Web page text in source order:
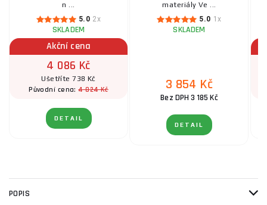
n ...
5.0 2x
SKLADEM
Akční cena
4 086 Kč
Ušetříte 738 Kč
Původní cena:4 824 Kč
DETAIL
materiály Ve ...
5.0 1x
SKLADEM
3 854 Kč
Bez DPH 3 185 Kč
DETAIL
POPIS